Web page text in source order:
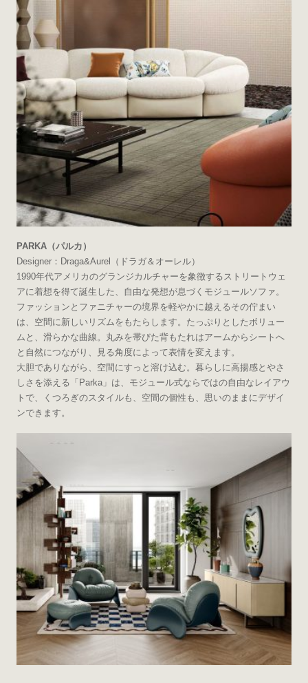
PARKA（パルカ）
Designer：Draga&Aurel（ドラガ＆オーレル）
1990年代アメリカのグランジカルチャーを象徴するストリートウェ
アに着想を得て誕生した、自由な発想が息づくモジュールソファ。
ファッションとファニチャーの境界を軽やかに越えるその佇まい
は、空間に新しいリズムをもたらします。たっぷりとしたボリュー
ムと、滑らかな曲線。丸みを帯びた背もたれはアームからシートへ
と自然につながり、見る角度によって表情を変えます。
大胆でありながら、空間にすっと溶け込む。暮らしに高揚感とやさ
しさを添える「Parka」は、モジュール式ならではの自由なレイアウ
トで、くつろぎのスタイルも、空間の個性も、思いのままにデザイ
ンできます。